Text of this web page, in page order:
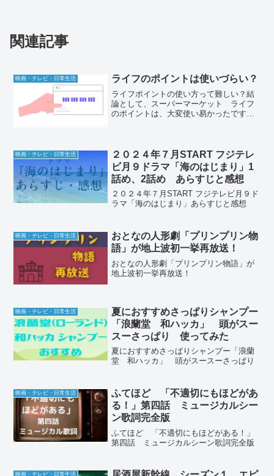
関連記事
映画・テレビ・日常生活 ライフのポイントは使いづらい？
ライフポイントの使い方って難しい？結
論として、スーパーマーケット ライフ
のポイントは、大変使い易かったです。
後、そのポイントをどうやっ...
映画・テレビ・日常生活
２０２４年７月START フジテレ
ビ月９ドラマ「海のはじまり」1
話め、2話め あらすじと感想
２０２４年７月START フジテレビ月９ド
ラマ「海のはじまり」あらすじと感想
映画・テレビ・日常生活
おとなの人形劇「プリンプリン物
語」が地上波初一挙再放送！
おとなの人形劇「プリンプリン物語」が
地上波初一挙再放送！
映画・テレビ・日常生活
夏におすすめさっぱりシャンプー
「浪蘭堂 和ハッカ」 頭がスー
スーさっぱり 使ってみた
夏におすすめさっぱりシャンプー「浪蘭
堂 和ハッカ」 頭がスースーさっぱり
映画・テレビ・日常生活
ふてほど 「不適切にもほどがあ
る！」第四話 ミュージカルシー
ン歌詞完全版
ふてほど 「不適切にもほどがある！」
第四話 ミュージカルシーン歌詞完全版
映画・テレビ・日常生活